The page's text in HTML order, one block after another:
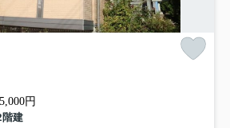
円
階建